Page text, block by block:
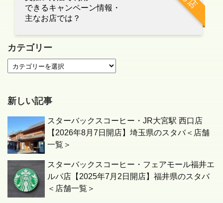
できるキャンペーン情報・
主なお店では？
カテゴリー
新しい記事
スターバックスコーヒー・JR大宮駅 西口店
【2026年8月7日開店】埼玉県のスタバ＜店舗
一覧＞
スターバックスコーヒー・フェアモール福井エ
ルパ店【2025年7月2日開店】福井県のスタバ
＜店舗一覧＞